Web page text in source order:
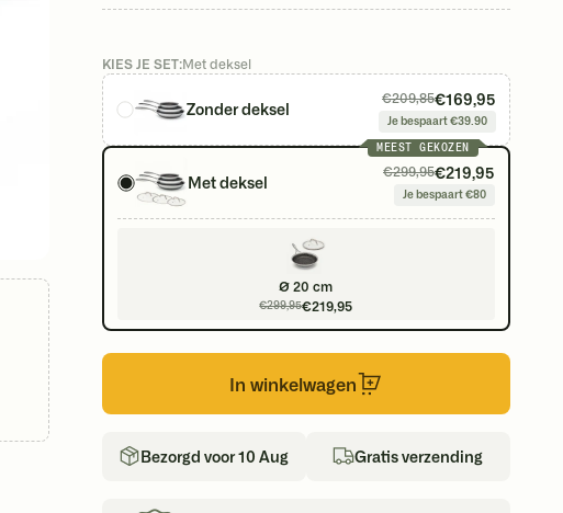
KIES JE SET:Met deksel
Zonder deksel
€209,85€169,95
Je bespaart €39.90
Ø 20 cm
Met deksel
€299,95€219,95
Je bespaart €80
Ø 20 cm
€299,95€219,95
MEEST GEKOZEN
In winkelwagen
Bezorgd voor 10 Aug Gratis verzending